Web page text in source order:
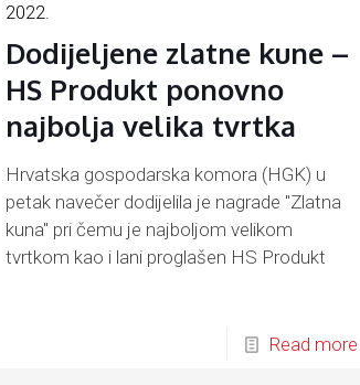
2022.
Dodijeljene zlatne kune –
HS Produkt ponovno
najbolja velika tvrtka
Hrvatska gospodarska komora (HGK) u
petak navečer dodijelila je nagrade "Zlatna
kuna" pri čemu je najboljom velikom
tvrtkom kao i lani proglašen HS Produkt
Read more